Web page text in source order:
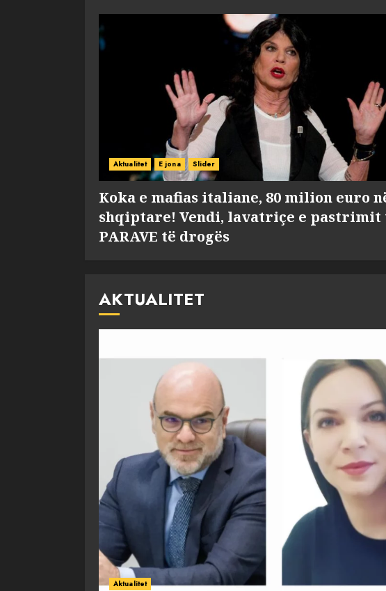
Aktualitet E jona Slider
Koka e mafias italiane, 80 milion euro
shqiptare! Vendi, lavatriçe e pastrimit
PARAVE të drogës
AKTUALITET
Aktualitet